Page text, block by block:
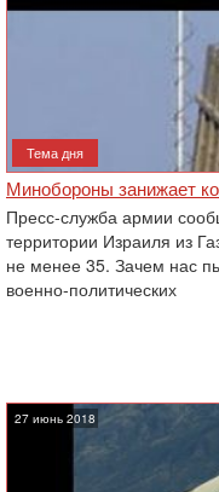
Тема дня
Минобороны занижает
Пресс-служба армии
территории Израиля из
не менее 35. Зачем нас
военно-политических
27 июнь 2018